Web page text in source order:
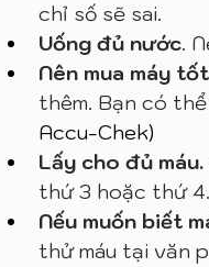
chỉ số sẽ sai.
Uống đủ nước.
Nên mua máy
thêm. Bạn có
Accu-Chek)
Lấy cho đủ máu.
thứ 3 hoặc thứ
Nếu muốn biết
thử máu tại văn